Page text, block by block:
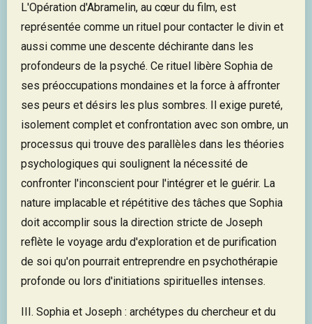
L'Opération d'Abramelin, au cœur du film, est
représentée comme un rituel pour contacter le divin et
aussi comme une descente déchirante dans les
profondeurs de la psyché. Ce rituel libère Sophia de
ses préoccupations mondaines et la force à affronter
ses peurs et désirs les plus sombres. Il exige pureté,
isolement complet et confrontation avec son ombre, un
processus qui trouve des parallèles dans les théories
psychologiques qui soulignent la nécessité de
confronter l'inconscient pour l'intégrer et le guérir. La
nature implacable et répétitive des tâches que Sophia
doit accomplir sous la direction stricte de Joseph
reflète le voyage ardu d'exploration et de purification
de soi qu'on pourrait entreprendre en psychothérapie
profonde ou lors d'initiations spirituelles intenses.
III. Sophia et Joseph : archétypes du chercheur et du